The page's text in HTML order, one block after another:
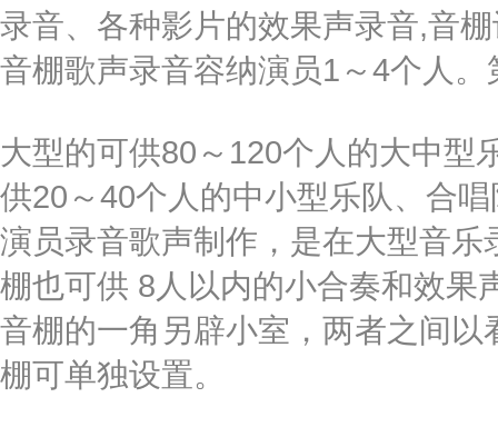
录音、各种影片的效果声录音,音
音棚歌声录音容纳演员1～4个人
大型的可供80～120个人的大中型
供20～40个人的中小型乐队、合
演员录音歌声制作，是在大型音
棚也可供 8人以内的小合奏和效果
音棚的一角另辟小室，两者之间
棚可单独设置。